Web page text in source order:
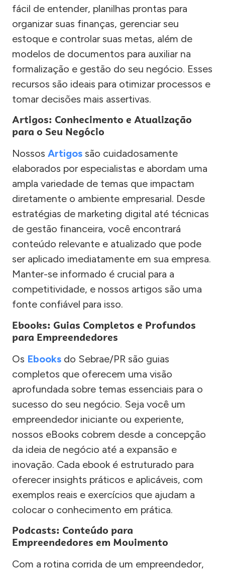
fácil de entender, planilhas prontas para
organizar suas finanças, gerenciar seu
estoque e controlar suas metas, além de
modelos de documentos para auxiliar na
formalização e gestão do seu negócio. Esses
recursos são ideais para otimizar processos e
tomar decisões mais assertivas.
Artigos: Conhecimento e Atualização
para o Seu Negócio
Nossos Artigos são cuidadosamente
elaborados por especialistas e abordam uma
ampla variedade de temas que impactam
diretamente o ambiente empresarial. Desde
estratégias de marketing digital até técnicas
de gestão financeira, você encontrará
conteúdo relevante e atualizado que pode
ser aplicado imediatamente em sua empresa.
Manter-se informado é crucial para a
competitividade, e nossos artigos são uma
fonte confiável para isso.
Ebooks: Guias Completos e Profundos
para Empreendedores
Os Ebooks do Sebrae/PR são guias
completos que oferecem uma visão
aprofundada sobre temas essenciais para o
sucesso do seu negócio. Seja você um
empreendedor iniciante ou experiente,
nossos eBooks cobrem desde a concepção
da ideia de negócio até a expansão e
inovação. Cada ebook é estruturado para
oferecer insights práticos e aplicáveis, com
exemplos reais e exercícios que ajudam a
colocar o conhecimento em prática.
Podcasts: Conteúdo para
Empreendedores em Movimento
Com a rotina corrida de um empreendedor,